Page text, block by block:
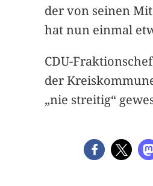
der von seinen
hat nun einmal
CDU-
der
„nie streitig“